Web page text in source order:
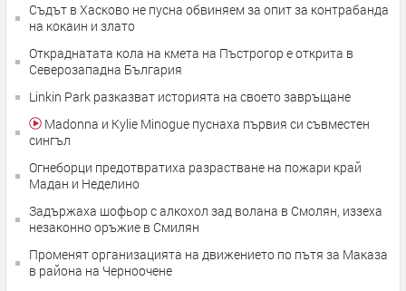
Съдът в Хасково не пусна обвиняем за опит за контрабанда
на кокаин и злато
Откраднатата кола на кмета на Пъстрогор е открита в
Северозападна България
Linkin Park разказват историята на своето завръщане
сингъл
Огнеборци предотвратиха разрастване на пожари край
Мадан и Неделино
Задържаха шофьор с алкохол зад волана в Смолян, иззеха
незаконно оръжие в Смилян
Променят организацията на движението по пътя за Маказа
в района на Черноочене